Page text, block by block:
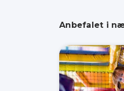
Anbefalet i